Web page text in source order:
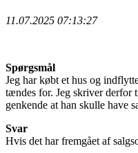
11.07.2025 07:13:27
Spørgsmål
Jeg har købt et hus og
tændes for. Jeg skriver derfor
genkende at han skulle have
Svar
Hvis det har fremgået af